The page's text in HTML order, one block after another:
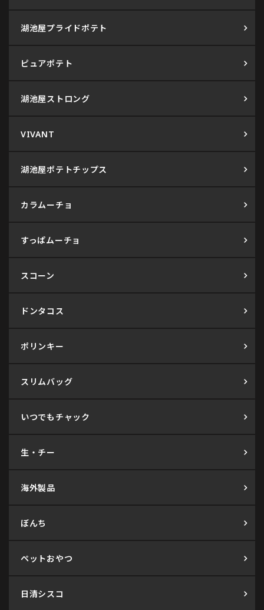
湖池屋プライドポテト
ピュアポテト
湖池屋ストロング
VIVANT
湖池屋ポテトチップス
カラムーチョ
すっぱムーチョ
スコーン
ドンタコス
ポリンキー
スリムバッグ
いつでもチャック
生・チー
海外製品
ぼんち
ペットおやつ
日清シスコ